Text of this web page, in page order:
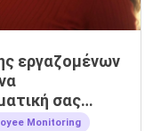
εργαζομένων
σας
Monitoring